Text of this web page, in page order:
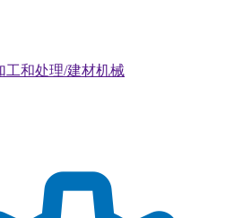
工和处理/建材机械